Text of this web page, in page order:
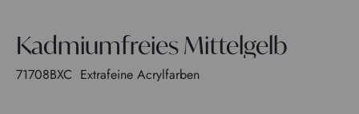
Kadmiumfreies Mittelgelb
71708BXC Extrafeine Acrylfarben